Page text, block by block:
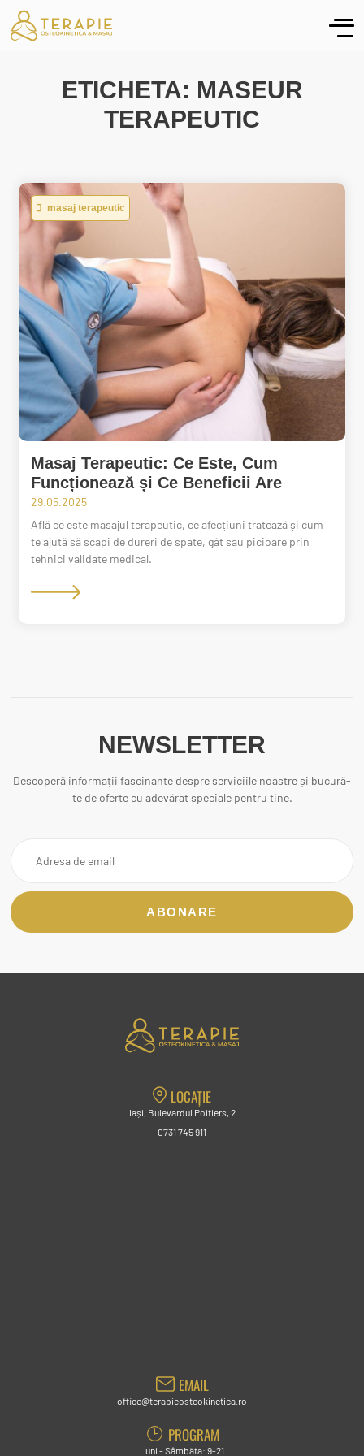
ETICHETA: MASEUR
TERAPEUTIC
masaj terapeutic
Masaj Terapeutic: Ce Este, Cum
Funcționează și Ce Beneficii Are
29.05.2025
Află ce este masajul terapeutic, ce afecțiuni tratează și cum
te ajută să scapi de dureri de spate, gât sau picioare prin
tehnici validate medical.
NEWSLETTER
Descoperă informații fascinante despre serviciile noastre și bucură-
te de oferte cu adevărat speciale pentru tine.
LOCAȚIE
Iași, Bulevardul Poitiers, 2
0731 745 911
EMAIL
office@terapieosteokinetica.ro
PROGRAM
Luni - Sâmbăta: 9-21